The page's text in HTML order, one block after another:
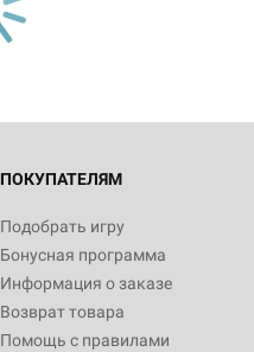
ПОКУПАТЕЛЯМ
Подобрать игру
Бонусная программа
Информация о заказе
Возврат товара
Помощь с правилами